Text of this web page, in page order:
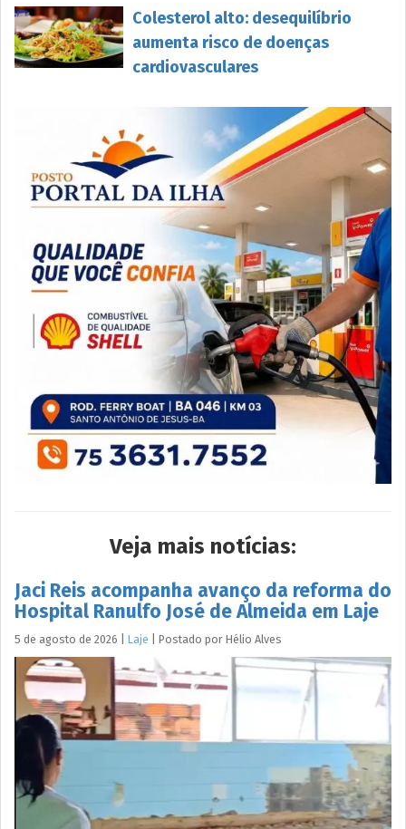
Colesterol alto: desequilíbrio
aumenta risco de doenças
cardiovasculares
Veja mais notícias:
Jaci Reis acompanha avanço da reforma do
Hospital Ranulfo José de Almeida em Laje
5 de agosto de 2026 Laje Postado por Hélio Alves